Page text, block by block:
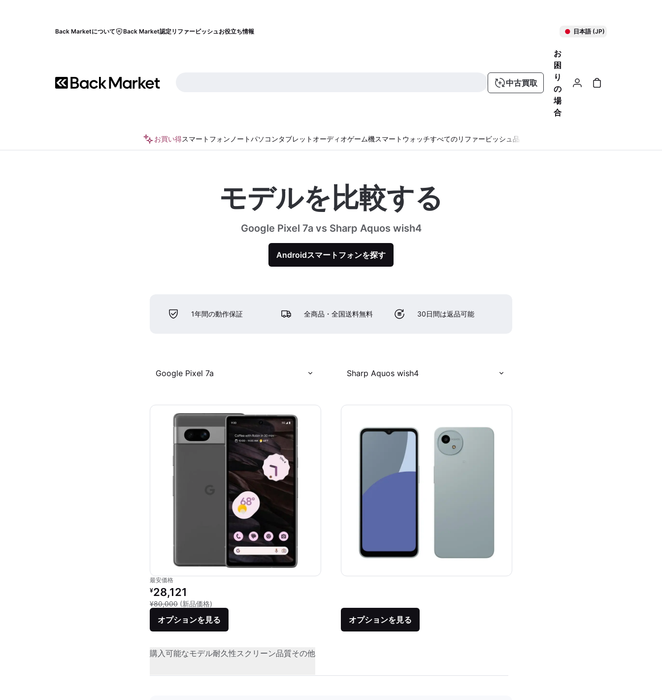
Back Marketについて Back Market認定リファービッシュお役立ち情報 日本語 (JP)
中古買取
お
困
り
の
場
合
お買い得スマートフォン ノートパソコンタブレット オーディオゲーム機スマートウォッチすべてのリファービッシュ品
モデルを比較する
Google Pixel 7a vs Sharp Aquos wish4
Androidスマートフォンを探す
1年間の動作保証 全商品・全国送料無料 30日間は返品可能
Google Pixel 7a Sharp Aquos wish4
最安価格
リファービッシュ品の価格：
¥28,121
¥80,000 (新品価格)
オプションを見る オプションを見る
購入可能なモデル耐久性スクリーン品質その他